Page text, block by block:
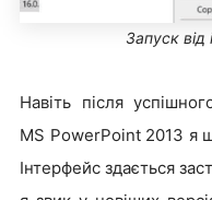
Запуск від
Навіть після
MS PowerPoint 2013 я
Інтерфейс здається